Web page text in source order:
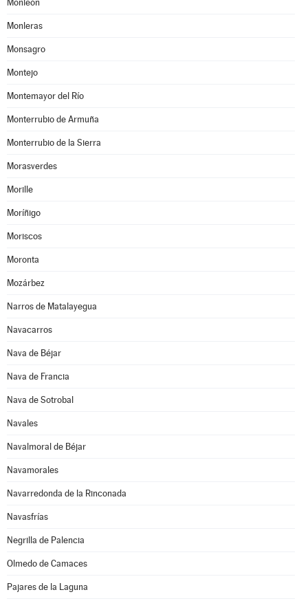
Monleón
Monleras
Monsagro
Montejo
Montemayor del Río
Monterrubio de Armuña
Monterrubio de la Sierra
Morasverdes
Morille
Moríñigo
Moriscos
Moronta
Mozárbez
Narros de Matalayegua
Navacarros
Nava de Béjar
Nava de Francia
Nava de Sotrobal
Navales
Navalmoral de Béjar
Navamorales
Navarredonda de la Rinconada
Navasfrías
Negrilla de Palencia
Olmedo de Camaces
Pajares de la Laguna